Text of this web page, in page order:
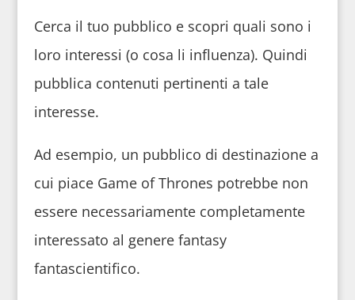
Cerca il tuo pubblico e scopri quali sono i
loro interessi (o cosa li influenza). Quindi
pubblica contenuti pertinenti a tale
interesse.
Ad esempio, un pubblico di destinazione a
cui piace Game of Thrones potrebbe non
essere necessariamente completamente
interessato al genere fantasy
fantascientifico.